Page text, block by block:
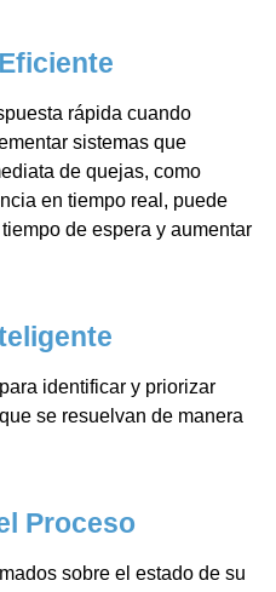
rápida cuando
sistemas que
de quejas, como
en tiempo real, puede
de espera y aumentar
identificar y priorizar
se resuelvan de manera
Proceso
sobre el estado de su